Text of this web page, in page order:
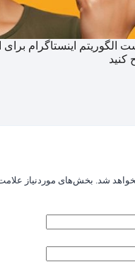
الگوریتم اینستاگرام برای
کنید
شد.
بخش‌های موردنیاز